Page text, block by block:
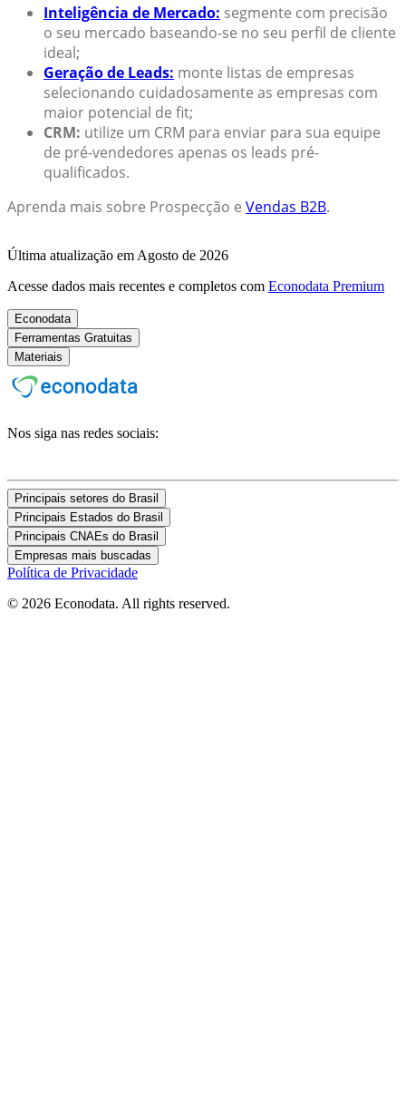
Inteligência de Mercado: segmente com precisão
o seu mercado baseando-se no seu perfil de cliente
ideal;
Geração de Leads: monte listas de empresas
selecionando cuidadosamente as empresas com
maior potencial de fit;
CRM: utilize um CRM para enviar para sua equipe
de pré-vendedores apenas os leads pré-
qualificados.
Aprenda mais sobre Prospecção e Vendas B2B.
Última atualização em Agosto de 2026
Acesse dados mais recentes e completos com Econodata Premium
Econodata
Ferramentas Gratuitas
Materiais
Nos siga nas redes sociais:
Principais setores do Brasil
Principais Estados do Brasil
Principais CNAEs do Brasil
Empresas mais buscadas
Política de Privacidade
© 2026 Econodata. All rights reserved.